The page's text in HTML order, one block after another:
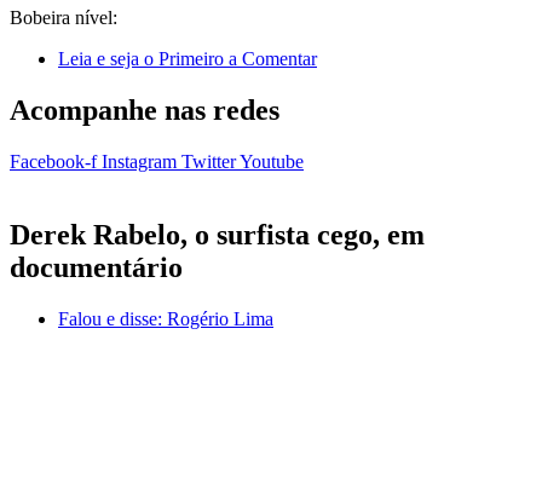
Bobeira nível:
Leia e seja o Primeiro a Comentar
Acompanhe nas redes
Facebook-f Instagram TwitterYoutube
Derek Rabelo, o surfista cego, em
documentário
Falou e disse: Rogério Lima